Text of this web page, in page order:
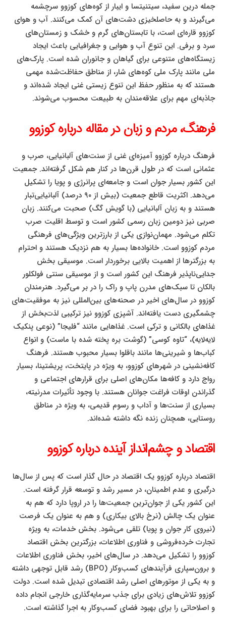
جمله درین سفید، سیتنیتسا و ایبار از کوه‌های کوزوو سرچشمه
می‌گیرند و به حاصلخیزی دشت‌های آن کمک می‌کنند. آب و هوای
کوزوو قاره‌ای است، با تابستان‌های گرم و خشک و زمستان‌های
سرد و برفی. این تنوع آب و هوایی و جغرافیایی باعث ایجاد
زیستگاه‌های متنوعی برای گیاهان و جانوران شده است. پارک‌های
ملی مانند پارک ملی کوه‌های شار، از مناطق حفاظت‌شده مهمی
هستند که به منظور حفظ این تنوع زیستی غنی ایجاد شده‌اند و
جاذبه‌ای مهم برای علاقه‌مندان به طبیعت محسوب می‌شوند.
فرهنگ، مردم و زبان در مقاله درباره کوزوو
فرهنگ درباره کوزوو آمیزه‌ای غنی از سنت‌های آلبانیایی، صرب و
عثمانی است که در طول قرن‌ها در کنار هم شکل گرفته‌اند. جمعیت
این کشور بسیار جوان است و جامعه‌ای پرانرژی و پویا را تشکیل
می‌دهد. اکثریت قاطع جمعیت (بیش از ۹۰ درصد) آلبانیایی‌تبار
هستند و به زبان آلبانیایی (با گویش گگ) صحبت می‌کنند. زبان
صربی نیز دومین زبان رسمی کشور است و توسط اقلیت صرب
تکلم می‌شود. مهمان‌نوازی یکی از بارزترین ویژگی‌های فرهنگی
مردم کوزوو است. خانواده‌ها بسیار به هم نزدیک هستند و احترام
به بزرگترها از اهمیت بالایی برخوردار است. موسیقی بخش
جدایی‌ناپذیر فرهنگ این کشور است و از موسیقی سنتی فولکلور
بالکان تا سبک‌های مدرن پاپ و راک را در بر می‌گیرد. هنرمندان
کوزوو در سال‌های اخیر در صحنه‌های بین‌المللی نیز به موفقیت‌های
چشمگیری دست یافته‌اند. آشپزی کوزوو نیز ترکیبی لذت‌بخش از
غذاهای بالکانی و ترکی است. غذاهایی مانند “فلیجا” (نوعی پنکیک
لایه‌لایه)، “تاوه کوسی” (گوشت بره پخته شده با ماست) و انواع
کباب‌ها و شیرینی‌ها مانند باقلوا بسیار محبوب هستند. فرهنگ
کافه‌نشینی در شهرهای کوزوو، به ویژه در پایتخت، پریشتینا، بسیار
رواج دارد و کافه‌ها مکان‌های اصلی برای قرارهای اجتماعی و
گذراندن اوقات فراغت جوانان هستند. با وجود تأثیرات مدرنیته،
بسیاری از سنت‌ها و آداب و رسوم قدیمی، به ویژه در مناطق
روستایی، همچنان زنده نگه داشته شده‌اند.
اقتصاد و چشم‌انداز آینده درباره کوزوو
اقتصاد درباره کوزوو یک اقتصاد در حال گذار است که پس از سال‌ها
درگیری و عدم اطمینان، در مسیر رشد و توسعه قرار گرفته است.
این کشور یکی از جوان‌ترین جمعیت‌ها را در اروپا دارد که هم به
عنوان یک چالش (نرخ بالای بیکاری) و هم به عنوان یک فرصت
(نیروی کار جوان و پویا) تلقی می‌شود. بخش خدمات، به ویژه
تجارت خرده‌فروشی و فناوری اطلاعات، بزرگترین بخش اقتصاد
کوزوو را تشکیل می‌دهد. در سال‌های اخیر، بخش فناوری اطلاعات
و برون‌سپاری فرآیندهای کسب‌وکار (BPO) رشد قابل توجهی داشته
و به یکی از موتورهای اصلی رشد اقتصادی تبدیل شده است. دولت
کوزوو تلاش‌های زیادی برای جذب سرمایه‌گذاری خارجی انجام داده
و اصلاحاتی را برای بهبود فضای کسب‌وکار به اجرا گذاشته است.